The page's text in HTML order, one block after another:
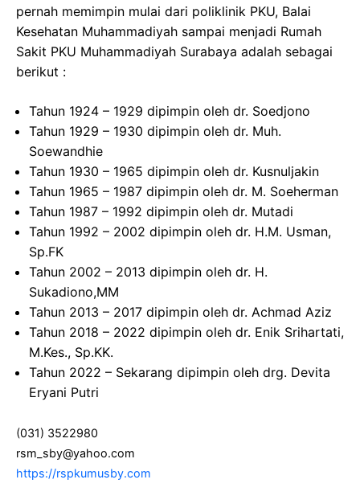
pernah memimpin mulai dari poliklinik PKU, Balai
Kesehatan Muhammadiyah sampai menjadi Rumah
Sakit PKU Muhammadiyah Surabaya adalah sebagai
berikut :
Tahun 1924 – 1929 dipimpin oleh dr. Soedjono
Tahun 1929 – 1930 dipimpin oleh dr. Muh.
Soewandhie
Tahun 1930 – 1965 dipimpin oleh dr. Kusnuljakin
Tahun 1965 – 1987 dipimpin oleh dr. M. Soeherman
Tahun 1987 – 1992 dipimpin oleh dr. Mutadi
Tahun 1992 – 2002 dipimpin oleh dr. H.M. Usman,
Sp.FK
Tahun 2002 – 2013 dipimpin oleh dr. H.
Sukadiono,MM
Tahun 2013 – 2017 dipimpin oleh dr. Achmad Aziz
Tahun 2018 – 2022 dipimpin oleh dr. Enik Srihartati,
M.Kes., Sp.KK.
Tahun 2022 – Sekarang dipimpin oleh drg. Devita
Eryani Putri
(031) 3522980
rsm_sby@yahoo.com
https://rspkumusby.com